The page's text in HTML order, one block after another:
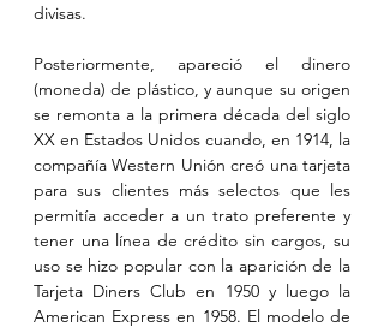
divisas.
Posteriormente, apareció el dinero
(moneda) de plástico, y aunque su origen
se remonta a la primera década del siglo
XX en Estados Unidos cuando, en 1914, la
compañía Western Unión creó una tarjeta
para sus clientes más selectos que les
permitía acceder a un trato preferente y
tener una línea de crédito sin cargos, su
uso se hizo popular con la aparición de la
Tarjeta Diners Club en 1950 y luego la
American Express en 1958. El modelo de